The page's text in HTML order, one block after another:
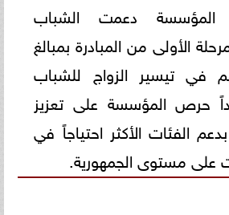
دعمت الشباب
الأولى من المبادرة بمبالغ
في تيسير الزواج للشباب
حرص المؤسسة على تعزيز
الفئات الأكثر احتياجاً في
على مستوى الجمهورية.